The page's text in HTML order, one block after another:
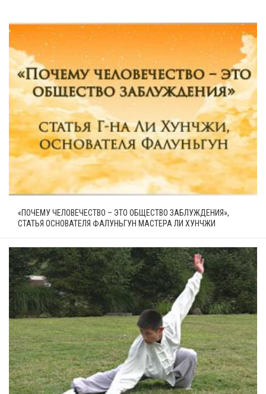
«ПОЧЕМУ ЧЕЛОВЕЧЕСТВО – ЭТО ОБЩЕСТВО ЗАБЛУЖДЕНИЯ»,
СТАТЬЯ ОСНОВАТЕЛЯ ФАЛУНЬГУН МАСТЕРА ЛИ ХУНЧЖИ